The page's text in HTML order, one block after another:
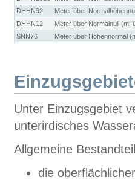
DHHN92
Meter über
DHHN12
Meter über Normalnull (m.
SNN76
Meter über Höhennormal
Unter Einzugsgebiet
unterirdisches
Allgemeine
die